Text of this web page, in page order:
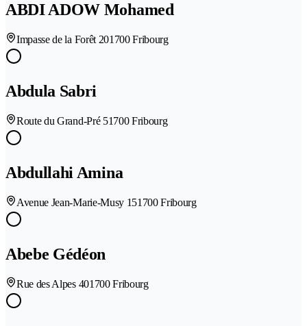
ABDI ADOW Mohamed
Impasse de la Forêt 201700 Fribourg
Abdula Sabri
Route du Grand-Pré 51700 Fribourg
Abdullahi Amina
Avenue Jean-Marie-Musy 151700 Fribourg
Abebe Gédéon
Rue des Alpes 401700 Fribourg